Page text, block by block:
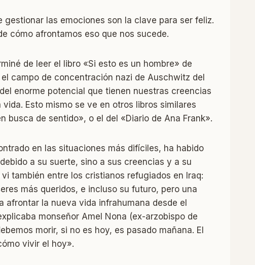
las emociones son la clave para ser feliz.
cómo afrontamos eso que nos sucede.
de leer el libro «Si esto es un hombre» de
campo de concentración nazi de Auschwitz del
enorme potencial que tienen nuestras creencias
Esto mismo se ve en otros libros similares
busca de sentido», o el del «Diario de Ana Frank».
en las situaciones más difíciles, ha habido
a su suerte, sino a sus creencias y a su
también entre los cristianos refugiados en Iraq:
más queridos, e incluso su futuro, pero una
afrontar la nueva vida infrahumana desde el
monseñor Amel Nona (ex-arzobispo de
morir, si no es hoy, es pasado mañana. El
vivir el hoy».